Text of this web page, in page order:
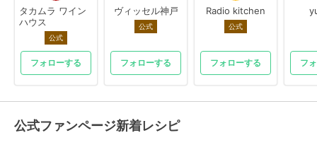
タカムラ ワイン
ハウス
公式
フォローする
ヴィッセル神戸
公式
フォローする
Radio kitchen
公式
フォローする フ
公式ファンページ新着レシピ